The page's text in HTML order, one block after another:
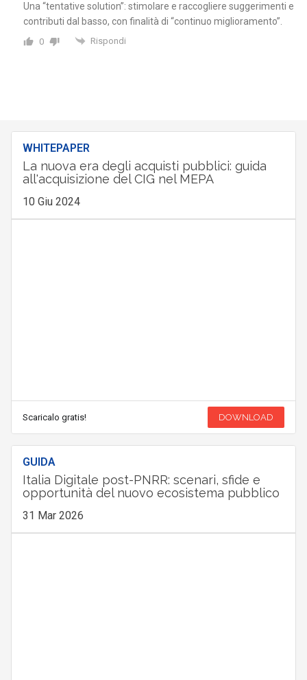
Una “tentative solution”: stimolare e raccogliere suggerimenti e
contributi dal basso, con finalità di “continuo miglioramento”.
0 Rispondi
WHITEPAPER
La nuova era degli acquisti pubblici: guida
all'acquisizione del CIG nel MEPA
10 Giu 2024
Scaricalo gratis! DOWNLOAD
GUIDA
Italia Digitale post-PNRR: scenari, sfide e
opportunità del nuovo ecosistema pubblico
31 Mar 2026